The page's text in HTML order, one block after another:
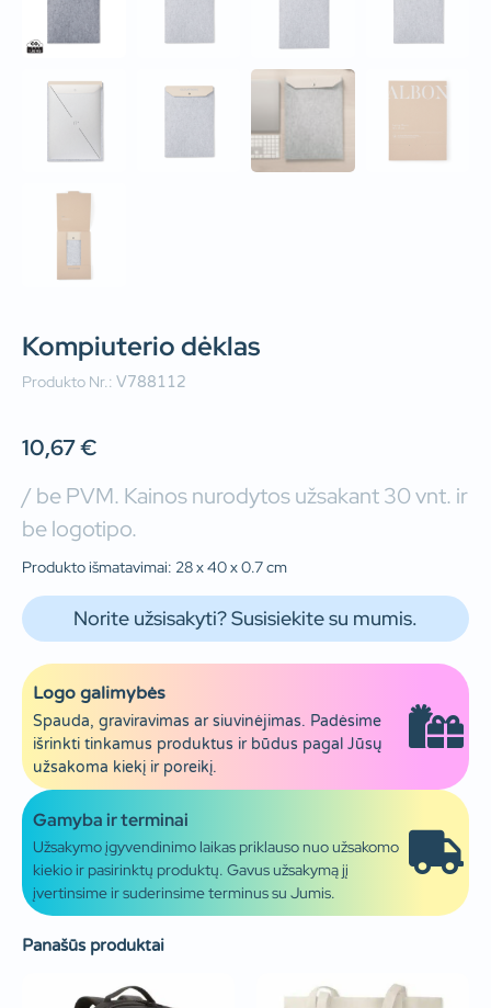
Kompiuterio dėklas
Produkto Nr.: V788112
10,67€
/ be PVM. Kainos nurodytos užsakant 30 vnt. ir
be logotipo.
Produkto išmatavimai: 28 x 40 x 0.7 cm
Norite užsisakyti? Susisiekite su mumis.
Logo galimybės
Spauda, graviravimas ar siuvinėjimas. Padėsime
išrinkti tinkamus produktus ir būdus pagal Jūsų
užsakoma kiekį ir poreikį.
Gamyba ir terminai
Užsakymo įgyvendinimo laikas priklauso nuo užsakomo
kiekio ir pasirinktų produktų. Gavus užsakymą jį
įvertinsime ir suderinsime terminus su Jumis.
Panašūs produktai